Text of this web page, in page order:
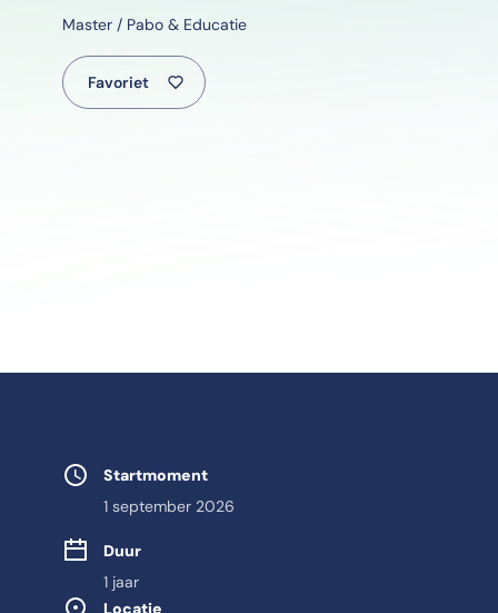
Master / Pabo & Educatie
Favoriet
Startmoment
1 september 2026
Duur
1 jaar
Locatie